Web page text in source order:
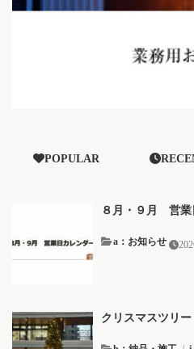
POPULAR
８月・９月 営業
a：お知らせ
クリスマスツリー